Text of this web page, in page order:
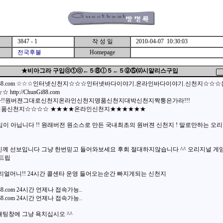
3847 - 1 작 성 일
2010-04-07 10:30:03
전국후불
Homepage
★비아그라 구입ⓞ①ⓞ←５⑧ⓛ５←５ⓖ⑤⒢시알리스구입
☆☆☆인터넷신천지☆☆☆인터넷바다이야기.온라인바다이야기.신천지☆☆☆
http://ChunGi88.com
원버젼그대로신천지온라인신천지명품신천지대박신천지짝퉁은가라!!!
신천지☆☆☆☆ ★★★★온라인신천지★★★★★★
이 아닙니다 !! 원래버전 원소스로 만든 국내최초의 원버젼 신천지 ! 말로만하는 오
선보입니다 그냥 한번믿고 들어와보세요 후회 절대하지않습니다 ^^ 오리지널 게
립
얼머니!! 24시간 콜센타 운영 들어오는순간 빠지게되는 신천지
24시간 언제나 접속가능..
24시간 언제나 접속가능..
팅창에 그냥 욕치십시오 ^^